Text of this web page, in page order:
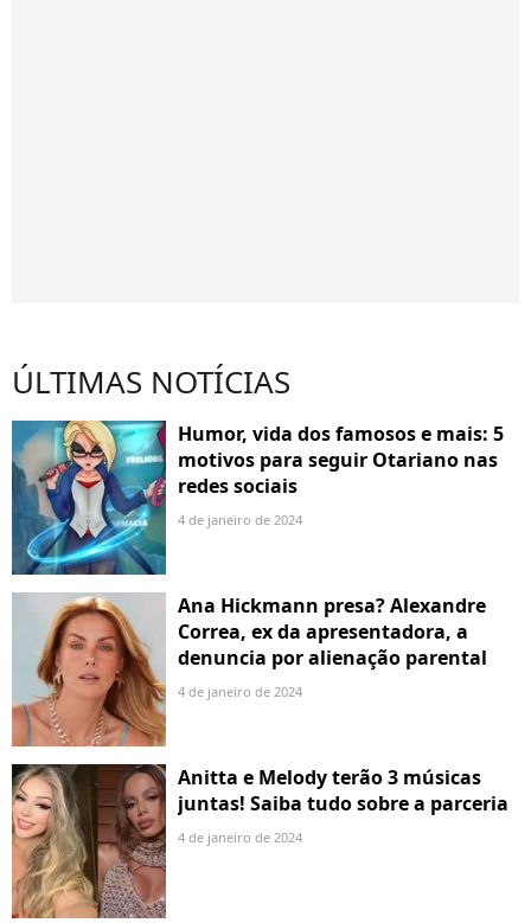
ÚLTIMAS NOTÍCIAS
Humor, vida dos famosos e mais: 5
motivos para seguir Otariano nas
redes sociais
4 de janeiro de 2024
Ana Hickmann presa? Alexandre
Correa, ex da apresentadora, a
denuncia por alienação parental
4 de janeiro de 2024
Anitta e Melody terão 3 músicas
juntas! Saiba tudo sobre a parceria
4 de janeiro de 2024